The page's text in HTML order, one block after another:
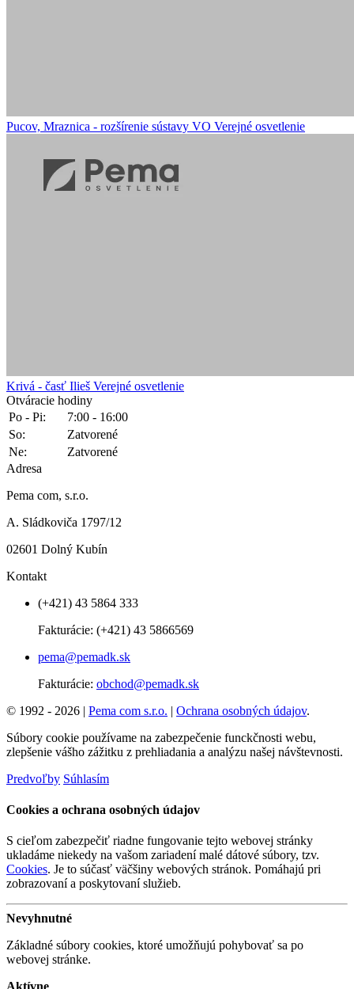
Pucov, Mraznica - rozšírenie sústavy VO Verejné osvetlenie
Krivá - časť Ilieš Verejné osvetlenie
Otváracie hodiny
Po - Pi:
7:00 - 16:00
So:
Zatvorené
Ne:
Zatvorené
Adresa
Pema com, s.r.o.
A. Sládkoviča 1797/12
02601 Dolný Kubín
Kontakt
(+421) 43 5864 333
Fakturácie: (+421) 43 5866569
pema@pemadk.sk
Fakturácie: obchod@pemadk.sk
© 1992 - 2026 | Pema com s.r.o. | Ochrana osobných údajov.
Súbory cookie používame na zabezpečenie funckčnosti webu,
zlepšenie vášho zážitku z prehliadania a analýzu našej návštevnosti.
Predvoľby Súhlasím
Cookies a ochrana osobných údajov
S cieľom zabezpečiť riadne fungovanie tejto webovej stránky
ukladáme niekedy na vašom zariadení malé dátové súbory, tzv.
Cookies. Je to súčasť väčšiny webových stránok. Pomáhajú pri
zobrazovaní a poskytovaní služieb.
Nevyhnutné
Základné súbory cookies, ktoré umožňujú pohybovať sa po
webovej stránke.